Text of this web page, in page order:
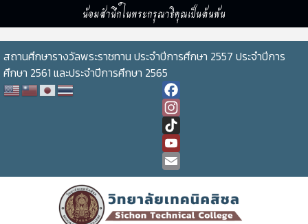
น้อมสำนึกในพระกรุณาธิคุณเป็นล้นพ้น
สถานศึกษารางวัลพระราชทาน ประจำปีการศึกษา 2557 ประจำปีการ
ศึกษา 2561 และประจำปีการศึกษา 2565
Facebook
Instagram
TikTok
YouTube
Channel
Email